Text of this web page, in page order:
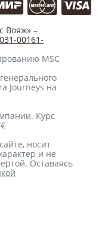
Вояж» –
00161-
MSC
Journeys на
Курс
носит
и не
Оставаясь